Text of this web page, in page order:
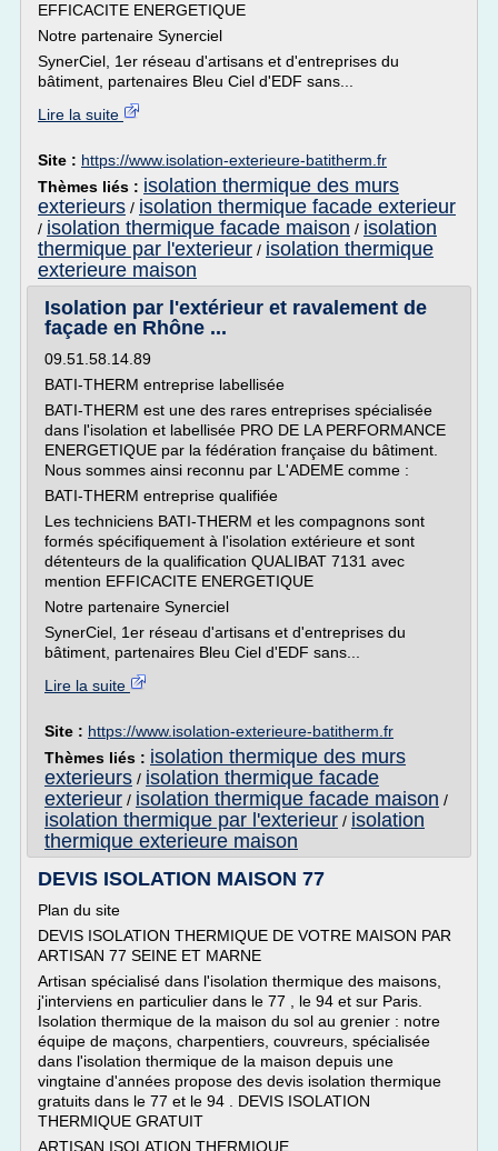
EFFICACITE ENERGETIQUE
Notre partenaire Synerciel
SynerCiel, 1er réseau d'artisans et d'entreprises du
bâtiment, partenaires Bleu Ciel d'EDF sans...
Lire la suite
Site : https://www.isolation-exterieure-batitherm.fr
Thèmes liés : isolation thermique des murs
exterieurs / isolation thermique facade exterieur
/ isolation thermique facade maison / isolation
thermique par l'exterieur / isolation thermique
exterieure maison
Isolation par l'extérieur et ravalement de
façade en Rhône ...
09.51.58.14.89
BATI-THERM entreprise labellisée
BATI-THERM est une des rares entreprises spécialisée
dans l'isolation et labellisée PRO DE LA PERFORMANCE
ENERGETIQUE par la fédération française du bâtiment.
Nous sommes ainsi reconnu par L'ADEME comme :
BATI-THERM entreprise qualifiée
Les techniciens BATI-THERM et les compagnons sont
formés spécifiquement à l'isolation extérieure et sont
détenteurs de la qualification QUALIBAT 7131 avec
mention EFFICACITE ENERGETIQUE
Notre partenaire Synerciel
SynerCiel, 1er réseau d'artisans et d'entreprises du
bâtiment, partenaires Bleu Ciel d'EDF sans...
Lire la suite
Site : https://www.isolation-exterieure-batitherm.fr
Thèmes liés : isolation thermique des murs
exterieurs / isolation thermique facade
exterieur / isolation thermique facade maison /
isolation thermique par l'exterieur / isolation
thermique exterieure maison
DEVIS ISOLATION MAISON 77
Plan du site
DEVIS ISOLATION THERMIQUE DE VOTRE MAISON PAR
ARTISAN 77 SEINE ET MARNE
Artisan spécialisé dans l'isolation thermique des maisons,
j'interviens en particulier dans le 77 , le 94 et sur Paris.
Isolation thermique de la maison du sol au grenier : notre
équipe de maçons, charpentiers, couvreurs, spécialisée
dans l'isolation thermique de la maison depuis une
vingtaine d'années propose des devis isolation thermique
gratuits dans le 77 et le 94 . DEVIS ISOLATION
THERMIQUE GRATUIT
ARTISAN ISOLATION THERMIQUE